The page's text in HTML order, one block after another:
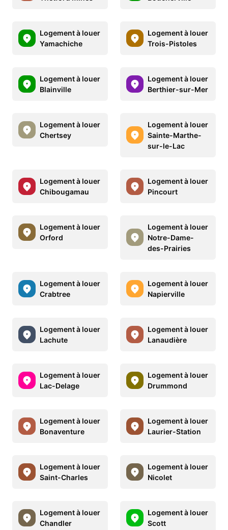
Logement à louer
Yamachiche
Logement à louer
Trois-Pistoles
Logement à louer
Blainville
Logement à louer
Berthier-sur-Mer
Logement à louer
Chertsey
Logement à louer
Sainte-Marthe-
sur-le-Lac
Logement à louer
Chibougamau
Logement à louer
Pincourt
Logement à louer
Orford
Logement à louer
Notre-Dame-
des-Prairies
Logement à louer
Crabtree
Logement à louer
Napierville
Logement à louer
Lachute
Logement à louer
Lanaudière
Logement à louer
Lac-Delage
Logement à louer
Drummond
Logement à louer
Bonaventure
Logement à louer
Laurier-Station
Logement à louer
Saint-Charles
Logement à louer
Nicolet
Logement à louer
Chandler
Logement à louer
Scott